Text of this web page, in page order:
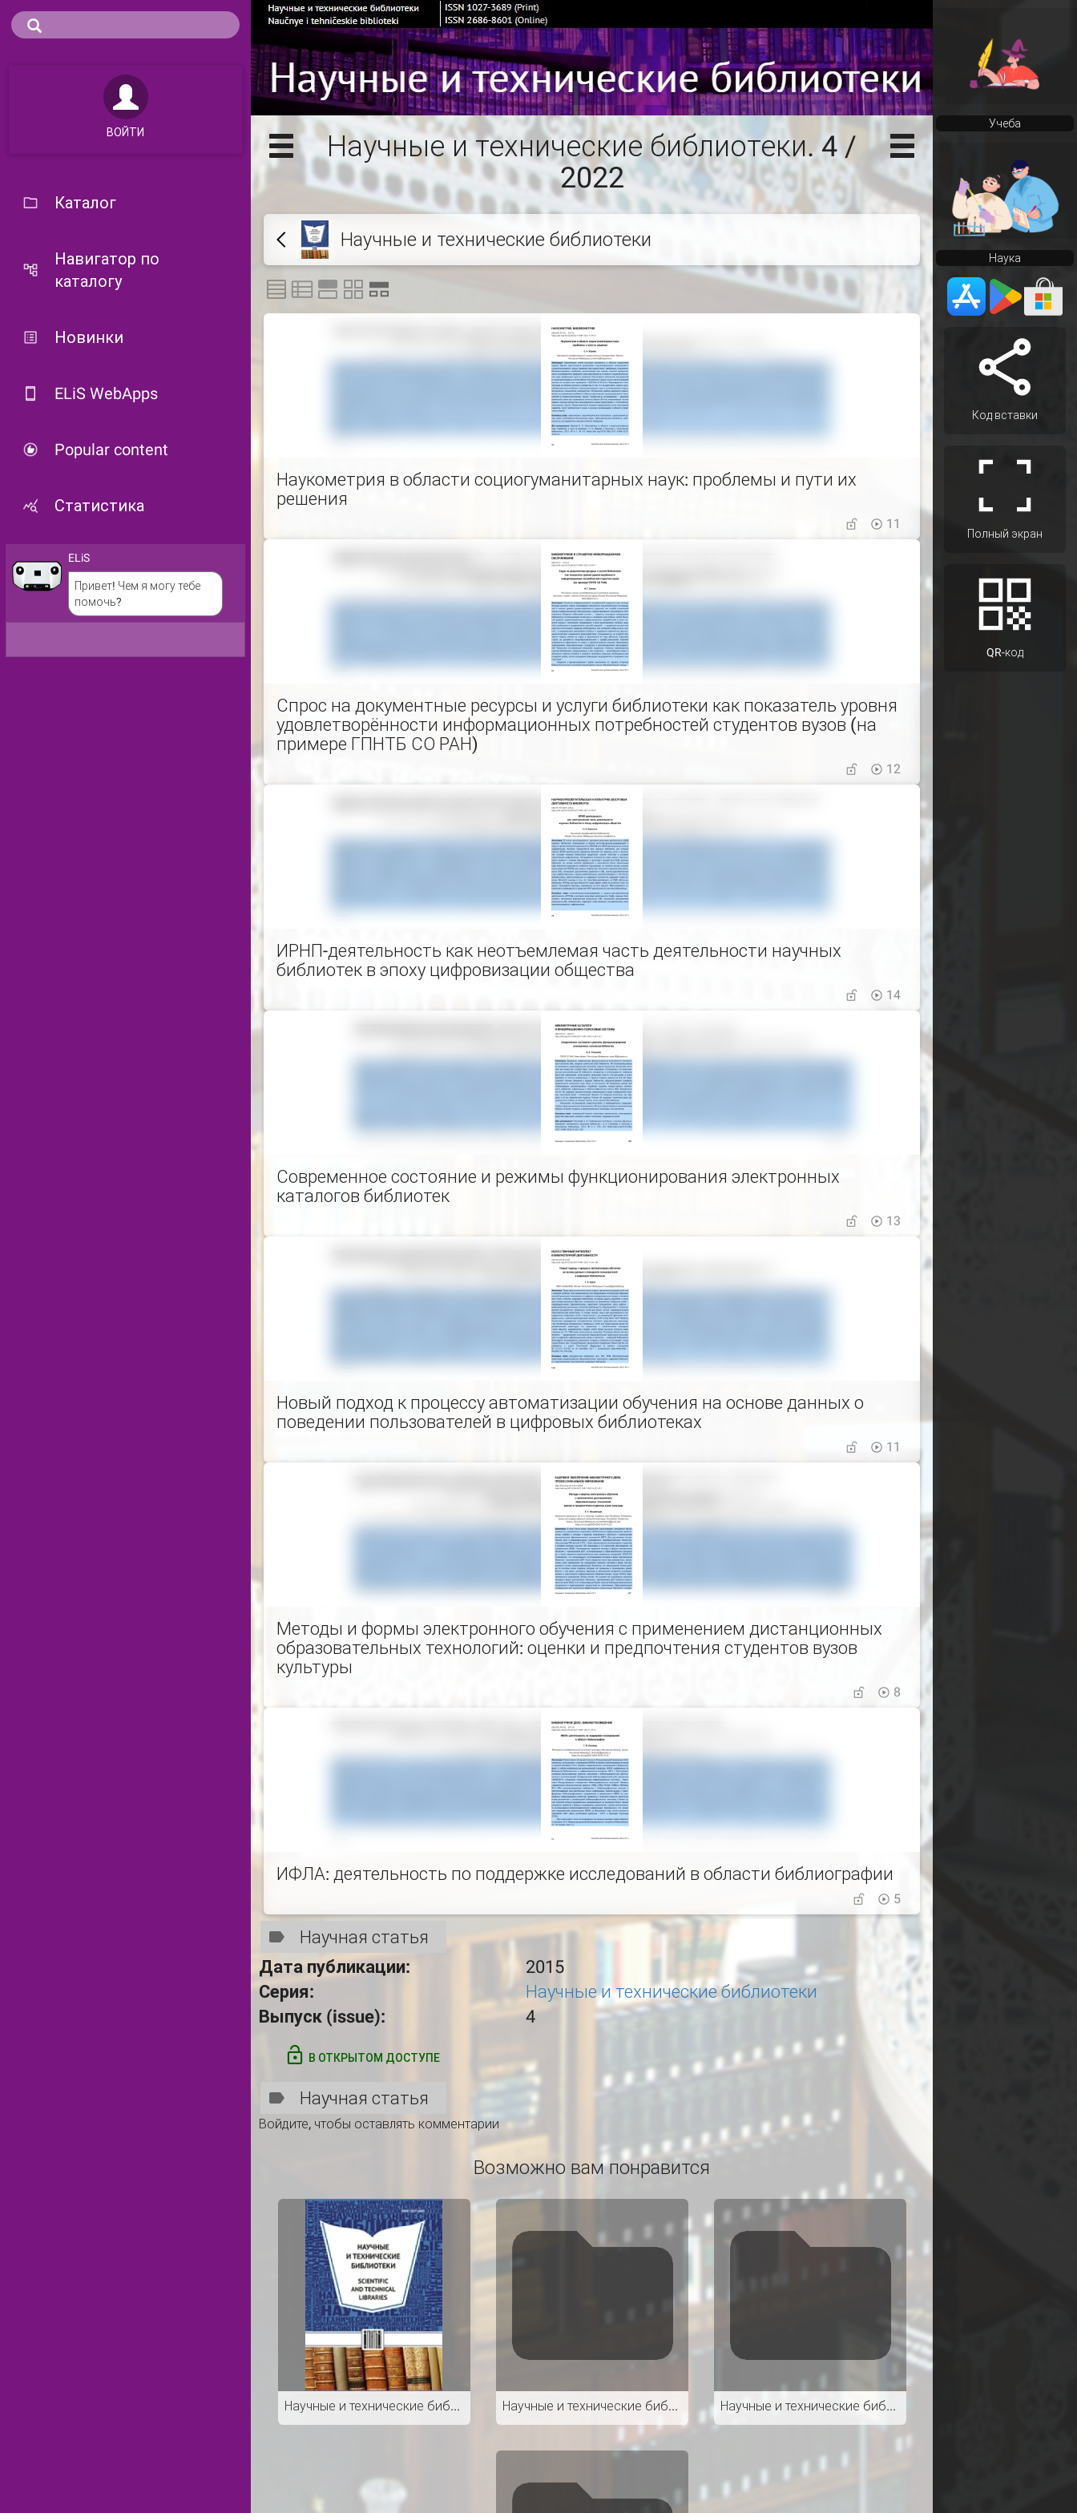
ВОЙТИ
Каталог
Навигатор по
каталогу
Новинки
ELiS WebApps
Popular content
Статистика
ELiS
Привет! Чем я могу тебе
помочь?
Научные и технические библиотеки. 4 /
2022
Научные и технические библиотеки
Наукометрия в области социогуманитарных наук: проблемы и пути их
решения
11
Спрос на документные ресурсы и услуги библиотеки как показатель уровня
удовлетворённости информационных потребностей студентов вузов (на
примере ГПНТБ СО РАН)
12
ИРНП-деятельность как неотъемлемая часть деятельности научных
библиотек в эпоху цифровизации общества
14
Современное состояние и режимы функционирования электронных
каталогов библиотек
13
Новый подход к процессу автоматизации обучения на основе данных о
поведении пользователей в цифровых библиотеках
11
Методы и формы электронного обучения с применением дистанционных
образовательных технологий: оценки и предпочтения студентов вузов
культуры
8
ИФЛА: деятельность по поддержке исследований в области библиографии
5
Научная статья
Дата публикации:
2015
Серия:
Научные и технические библиотеки
Выпуск (issue):
4
В ОТКРЫТОМ ДОСТУПЕ
Научная статья
Войдите, чтобы оставлять комментарии
Возможно вам понравится
Научные и технические библиотеки Научные и технические библиотеки. 12 / 2022 Научные и технические библиотеки. 4 / 2021
Учеба
Наука
Код вставки
Полный экран
QR-код